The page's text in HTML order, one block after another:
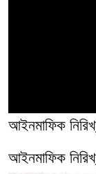
আইনমাফিক
আইনমাফিক